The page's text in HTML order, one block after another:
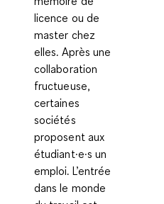
licence ou de
master chez
elles. Après une
collaboration
fructueuse,
certaines
sociétés
proposent aux
étudiant·e·s un
emploi. L’entrée
dans le monde